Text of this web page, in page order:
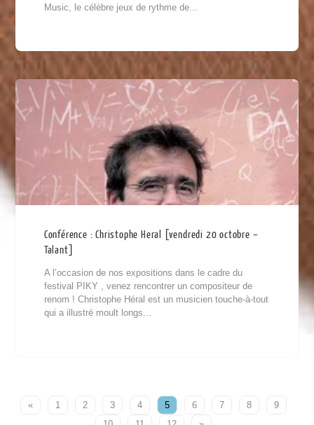
Music, le célèbre jeux de rythme de...
Conférence : Christophe Heral [vendredi 20 octobre –
Talant]
A l’occasion de nos expositions dans le cadre du
festival PIKY , venez rencontrer un compositeur de
renom ! Christophe Héral est un musicien touche-à-tout
qui a illustré moult longs...
« 1 2 3 4 5 6 7 8
9